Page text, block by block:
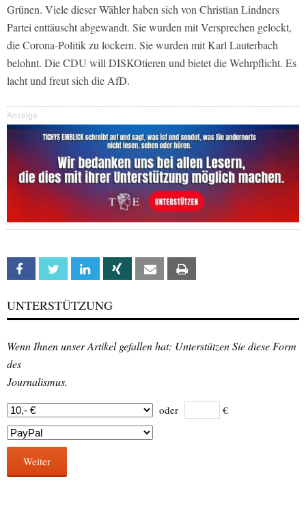
Grünen. Viele dieser Wähler haben sich von Christian Lindners
Partei enttäuscht abgewandt. Sie wurden mit Versprechen gelockt,
die Corona-Politik zu lockern. Sie wurden mit Karl Lauterbach
belohnt. Die CDU will DISKOtieren und bietet die Wehrpflicht. Es
lacht und freut sich die AfD.
Anzeige
Facebook Twitter Linkedin Xing Email
UNTERSTÜTZUNG
Wenn Ihnen unser Artikel gefallen hat: Unterstützen Sie diese Form
des
Journalismus.
oder €
Weiter